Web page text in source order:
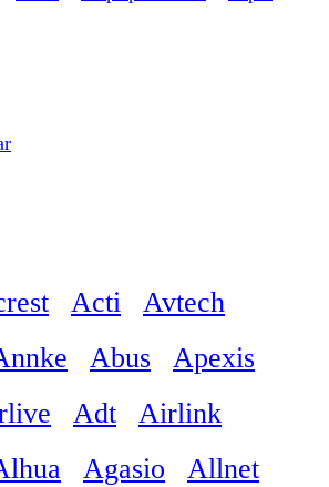
Acti
Avtech
Abus
Apexis
Adt
Airlink
Agasio
Allnet